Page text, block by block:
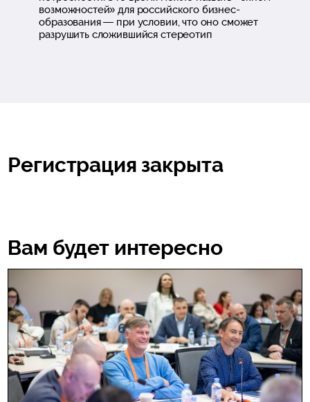
возможностей» для российского бизнес-
образования — при условии, что оно сможет
разрушить сложившийся стереотип
Регистрация закрыта
Вам будет интересно